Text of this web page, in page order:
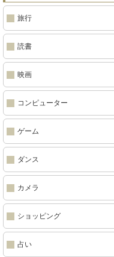
旅行
読書
映画
コンピューター
ゲーム
ダンス
カメラ
ショッピング
占い